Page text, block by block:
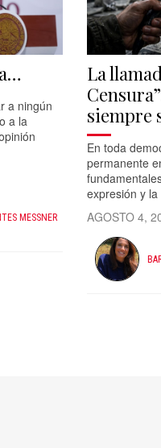
a ningún
a la
MESSNER
La
siempre
En toda
permanente
expresión y
AGOSTO 4,